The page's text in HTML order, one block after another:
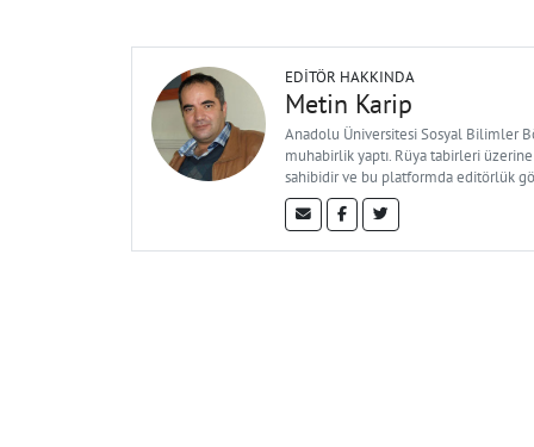
EDITÖR HAKKINDA
Metin Karip
Anadolu Üniversitesi Sosyal Bilimler
muhabirlik yaptı. Rüya tabirleri
sahibidir ve bu platformda editörlük